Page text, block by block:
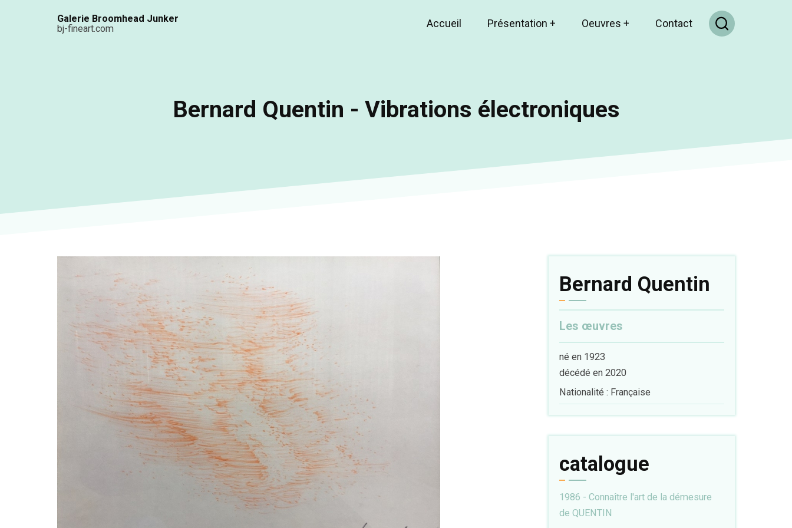
Galerie Broomhead Junker
bj-fineart.com
Main
Accueil Présentation + Oeuvres + Contact
Bernard Quentin - Vibrations électroniques
Bernard Quentin
Les œuvres
né en 1923
décédé en 2020
Nationalité : Française
catalogue
1986 - Connaître l'art de la démesure
de QUENTIN